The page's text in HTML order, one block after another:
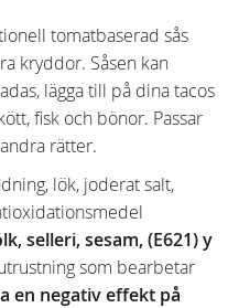
tomatbaserad sås
kryddor. Såsen kan
lägga till på dina tacos
fisk och bönor. Passar
rätter.
lök, joderat salt,
selleri, sesam, (E621) y
som bearbetar
en negativ effekt på